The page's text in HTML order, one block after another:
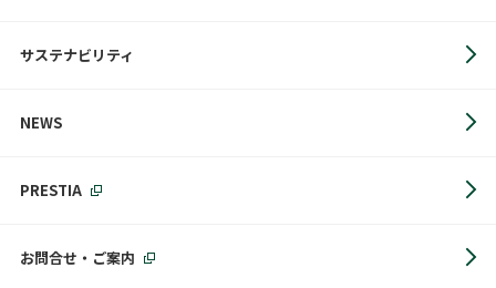
サステナビリティ
NEWS
PRESTIA
お問合せ・ご案内